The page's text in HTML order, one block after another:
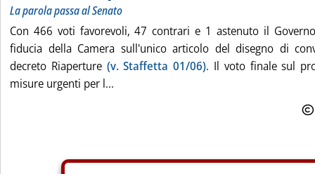
La parola passa al Senato
Con 466 voti favorevoli, 47 contrari e 1 astenuto il
fiducia della Camera sull'unico articolo del disegno di
decreto Riaperture (v. Staffetta 01/06). Il voto finale sul
misure urgenti per l...